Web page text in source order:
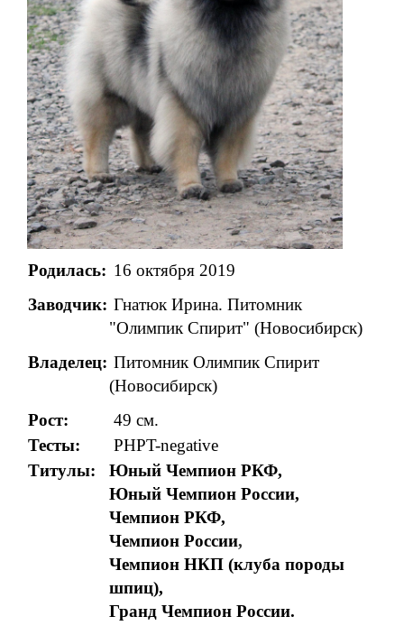
Родилась: 16 октября 2019
Заводчик: Гнатюк Ирина. Питомник
"Олимпик Спирит" (Новосибирск)
Владелец: Питомник Олимпик Спирит
(Новосибирск)
Рост:
49 см.
Тесты:
PHPT-negative
Титулы:
Юный Чемпион РКФ,
Юный Чемпион России,
Чемпион РКФ,
Чемпион России,
Чемпион НКП (клуба породы
шпиц),
Гранд Чемпион России.